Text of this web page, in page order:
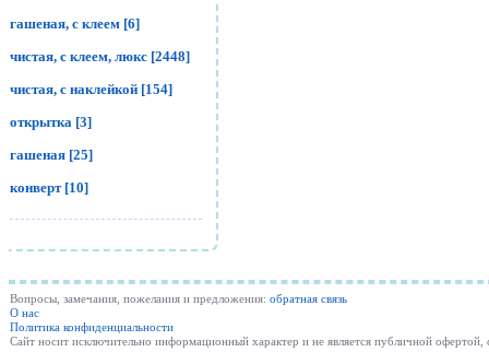
гашеная, с клеем [6]
чистая, с клеем, люкс [2448]
чистая, с наклейкой [154]
открытка [3]
гашеная [25]
конверт [10]
Вопросы, замечания, пожелания и предложения: обратная связь
О нас
Политика конфиденциальности
Cайт носит исключительно информационный характер и не является публичной